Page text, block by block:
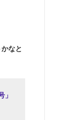
なと
」